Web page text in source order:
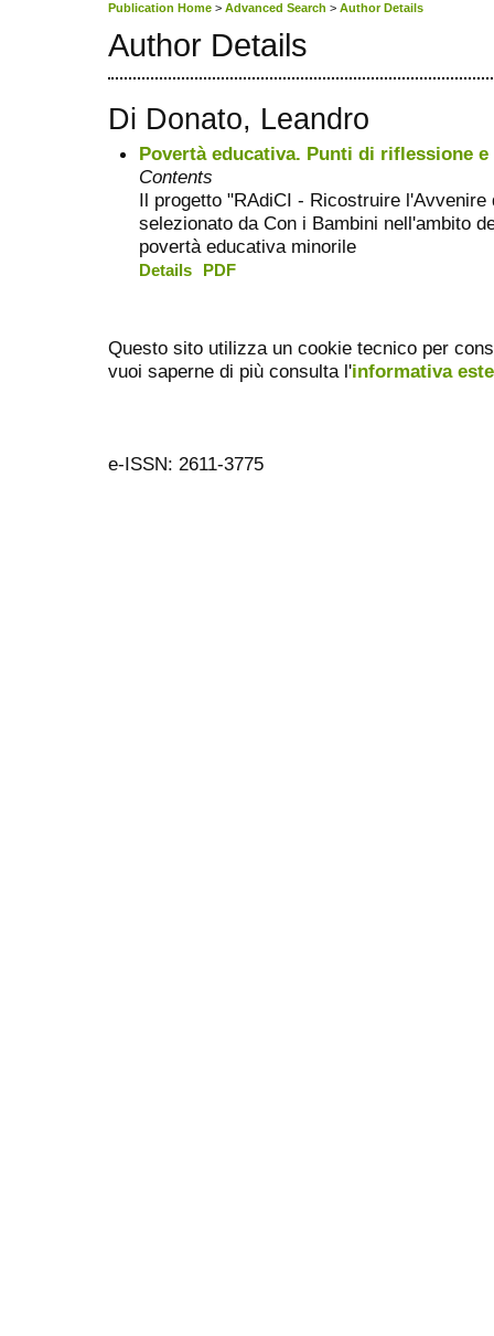
Publication Home > Advanced Search > Author Details
Author Details
Di Donato, Leandro
Povertà educativa. Punti di riflessione
Contents
Il progetto "RAdiCI - Ricostruire l'Avvenire
selezionato da Con i Bambini nell'ambito
povertà educativa minorile
Details PDF
Questo sito utilizza un cookie tecnico per
vuoi saperne di più consulta l'informativa
e-ISSN: 2611-3775